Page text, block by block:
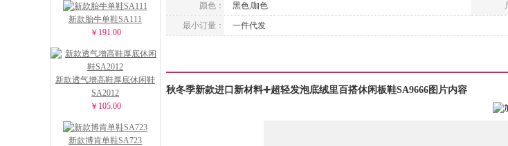
新款胎牛单鞋SA111
￥191.00
新款透气增高鞋厚底休闲鞋
SA2012
￥105.00
新款博肯单鞋SA723
颜色：
黑色,咖色
最小订量： 一件代发
秋冬季新款进口新材料➕超轻发泡底绒里百搭休闲板鞋SA9666图片内容